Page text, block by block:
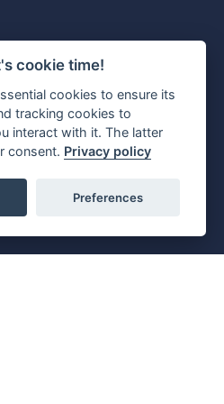
cookie time!
cookies to ensure its
tracking cookies to
interact with it. The latter
consent. Privacy policy
Preferences